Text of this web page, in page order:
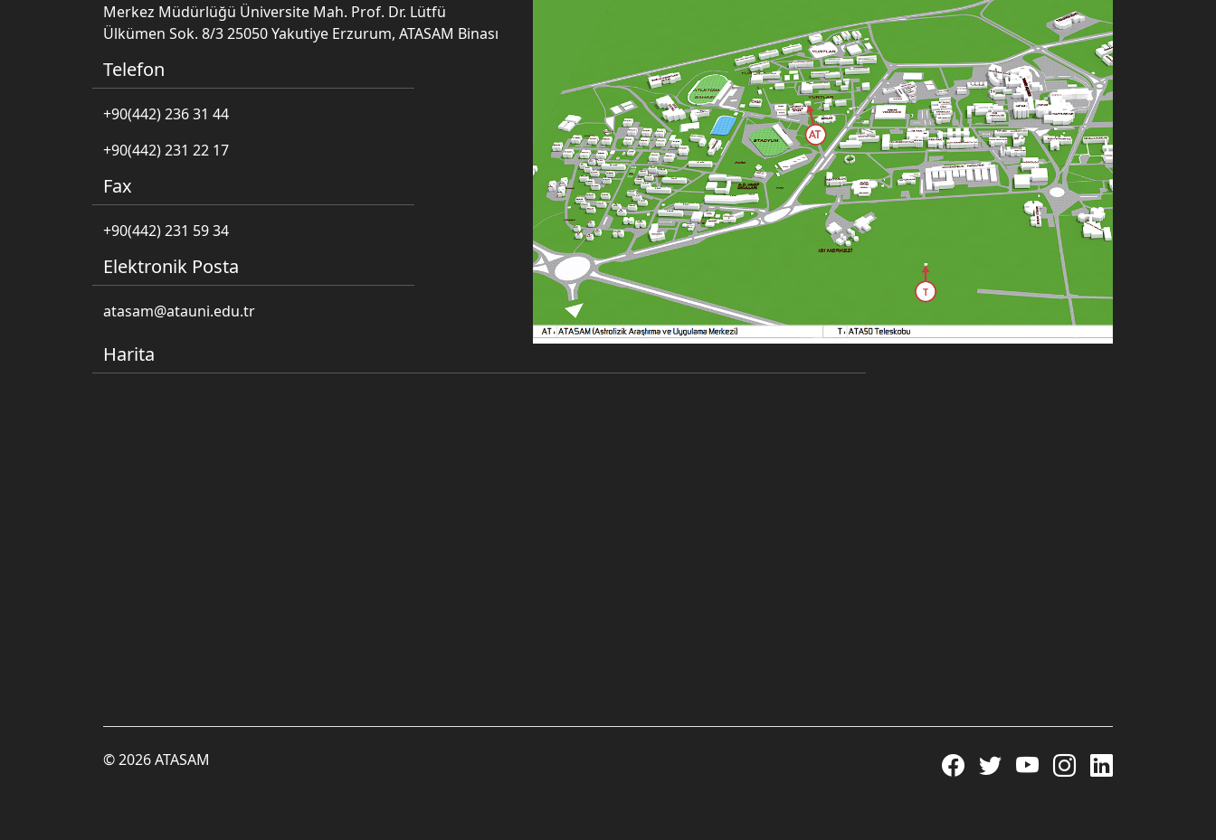
Merkez Müdürlüğü Üniversite Mah. Prof. Dr. Lütfü
Ülkümen Sok. 8/3 25050 Yakutiye Erzurum, ATASAM Binası
Telefon
+90(442) 236 31 44
+90(442) 231 22 17
Fax
+90(442) 231 59 34
Elektronik Posta
atasam@atauni.edu.tr
Harita
© 2026 ATASAM